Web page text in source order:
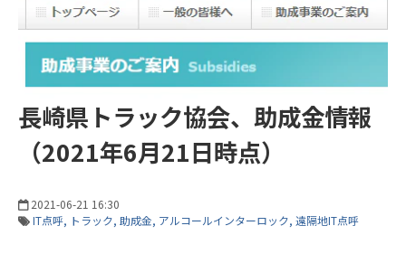
長崎県トラック協会、助成金情報
（2021年6月21日時点）
2021-06-21 16:30
IT点呼 トラック 助成金 アルコールインターロック 遠隔地IT点呼